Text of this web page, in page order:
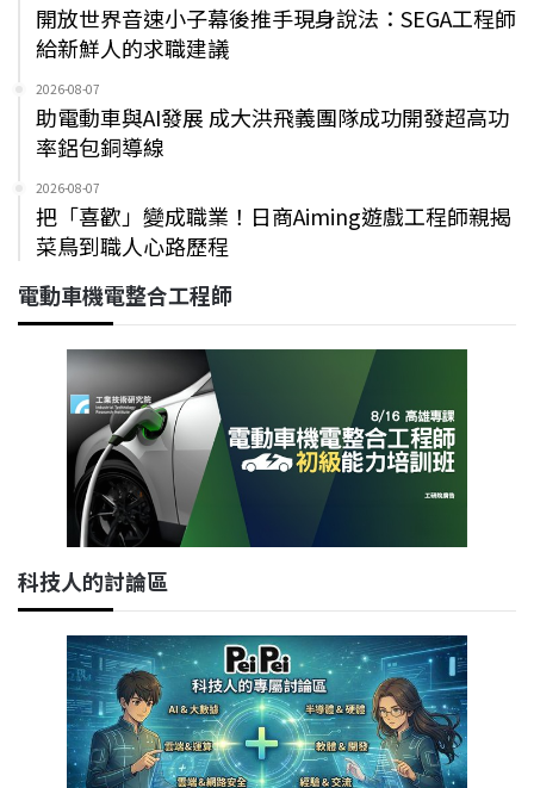
開放世界音速小子幕後推手現身說法：SEGA工程師
給新鮮人的求職建議
2026-08-07
助電動車與AI發展 成大洪飛義團隊成功開發超高功
率鋁包銅導線
2026-08-07
把「喜歡」變成職業！日商Aiming遊戲工程師親揭
菜鳥到職人心路歷程
電動車機電整合工程師
科技人的討論區